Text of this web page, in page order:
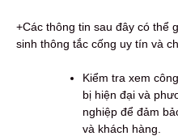
+Các thông tin sau đây có thể
sinh thông tắc cống uy tín và
Kiểm tra xem
bị hiện đại và
nghiệp để đảm
và khách hàng.